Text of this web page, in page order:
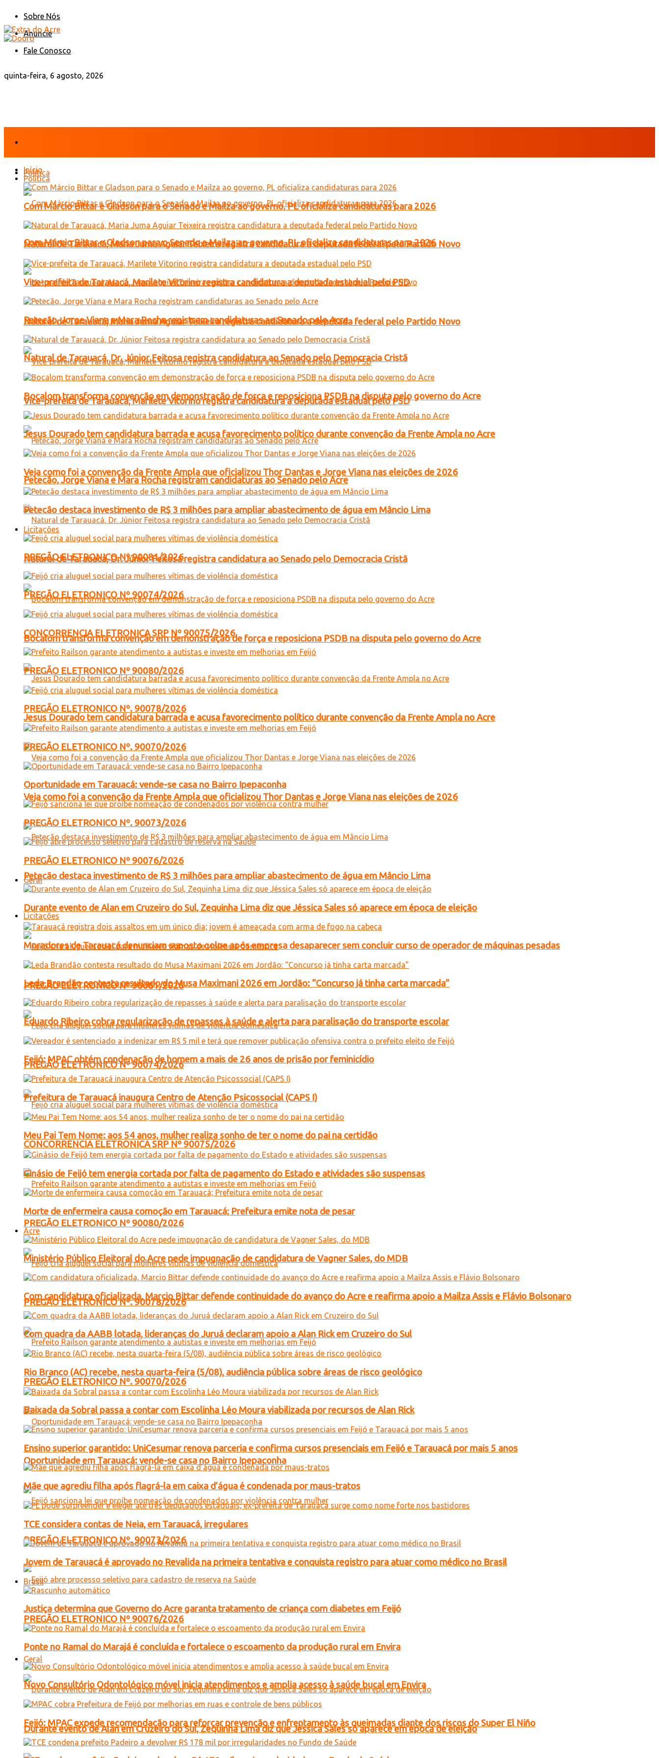
Sobre Nós
Anuncie
Fale Conosco
quinta-feira, 6 agosto, 2026
Política
Com Márcio Bittar e Gladson para o Senado e Mailza ao governo, PL oficializa candidaturas para 2026
Natural de Tarauacá, Maria Juma Aguiar Teixeira registra candidatura a deputada federal pelo Partido Novo
Vice-prefeita de Tarauacá, Marilete Vitorino registra candidatura a deputada estadual pelo PSD
Petecão, Jorge Viana e Mara Rocha registram candidaturas ao Senado pelo Acre
Natural de Tarauacá, Dr. Júnior Feitosa registra candidatura ao Senado pelo Democracia Cristã
Bocalom transforma convenção em demonstração de força e reposiciona PSDB na disputa pelo governo do Acre
Jesus Dourado tem candidatura barrada e acusa favorecimento político durante convenção da Frente Ampla no Acre
Veja como foi a convenção da Frente Ampla que oficializou Thor Dantas e Jorge Viana nas eleições de 2026
Petecão destaca investimento de R$ 3 milhões para ampliar abastecimento de água em Mâncio Lima
Licitações
PREGÃO ELETRONICO Nº 90081/2026
PREGÃO ELETRONICO Nº 90074/2026
CONCORRENCIA ELETRONICA SRP Nº 90075/2026
PREGÃO ELETRONICO Nº 90080/2026
PREGÃO ELETRONICO Nº. 90078/2026
PREGÃO ELETRONICO Nº. 90070/2026
Oportunidade em Tarauacá: vende-se casa no Bairro Ipepaconha
PREGÃO ELETRONICO Nº. 90073/2026
PREGÃO ELETRONICO Nº 90076/2026
Geral
Durante evento de Alan em Cruzeiro do Sul, Zequinha Lima diz que Jéssica Sales só aparece em época de eleição
Início
Política
Com Márcio Bittar e Gladson para o Senado e Mailza ao governo, PL oficializa candidaturas para 2026
Natural de Tarauacá, Maria Juma Aguiar Teixeira registra candidatura a deputada federal pelo Partido Novo
Vice-prefeita de Tarauacá, Marilete Vitorino registra candidatura a deputada estadual pelo PSD
Petecão, Jorge Viana e Mara Rocha registram candidaturas ao Senado pelo Acre
Natural de Tarauacá, Dr. Júnior Feitosa registra candidatura ao Senado pelo Democracia Cristã
Bocalom transforma convenção em demonstração de força e reposiciona PSDB na disputa pelo governo do Acre
Jesus Dourado tem candidatura barrada e acusa favorecimento político durante convenção da Frente Ampla no Acre
Veja como foi a convenção da Frente Ampla que oficializou Thor Dantas e Jorge Viana nas eleições de 2026
Petecão destaca investimento de R$ 3 milhões para ampliar abastecimento de água em Mâncio Lima
Licitações
PREGÃO ELETRONICO Nº 90081/2026
PREGÃO ELETRONICO Nº 90074/2026
CONCORRENCIA ELETRONICA SRP Nº 90075/2026
PREGÃO ELETRONICO Nº 90080/2026
PREGÃO ELETRONICO Nº. 90078/2026
PREGÃO ELETRONICO Nº. 90070/2026
Oportunidade em Tarauacá: vende-se casa no Bairro Ipepaconha
PREGÃO ELETRONICO Nº. 90073/2026
PREGÃO ELETRONICO Nº 90076/2026
Geral
Durante evento de Alan em Cruzeiro do Sul, Zequinha Lima diz que Jéssica Sales só aparece em época de eleição
Moradores de Tarauacá denunciam suposto golpe após empresa desaparecer sem concluir curso de operador de máquinas pesadas
Leda Brandão contesta resultado do Musa Maximani 2026 em Jordão: “Concurso já tinha carta marcada”
Eduardo Ribeiro cobra regularização de repasses à saúde e alerta para paralisação do transporte escolar
Feijó: MPAC obtém condenação de homem a mais de 26 anos de prisão por feminicídio
Prefeitura de Tarauacá inaugura Centro de Atenção Psicossocial (CAPS I)
Meu Pai Tem Nome: aos 54 anos, mulher realiza sonho de ter o nome do pai na certidão
Ginásio de Feijó tem energia cortada por falta de pagamento do Estado e atividades são suspensas
Morte de enfermeira causa comoção em Tarauacá; Prefeitura emite nota de pesar
Acre
Ministério Público Eleitoral do Acre pede impugnação de candidatura de Vagner Sales, do MDB
Com candidatura oficializada, Marcio Bittar defende continuidade do avanço do Acre e reafirma apoio a Mailza Assis e Flávio Bolsonaro
Com quadra da AABB lotada, lideranças do Juruá declaram apoio a Alan Rick em Cruzeiro do Sul
Rio Branco (AC) recebe, nesta quarta-feira (5/08), audiência pública sobre áreas de risco geológico
Baixada da Sobral passa a contar com Escolinha Léo Moura viabilizada por recursos de Alan Rick
Ensino superior garantido: UniCesumar renova parceria e confirma cursos presenciais em Feijó e Tarauacá por mais 5 anos
Mãe que agrediu filha após flagrá-la em caixa d’água é condenada por maus-tratos
TCE considera contas de Neia, em Tarauacá, irregulares
Jovem de Tarauacá é aprovado no Revalida na primeira tentativa e conquista registro para atuar como médico no Brasil
Brasil
Justiça determina que Governo do Acre garanta tratamento de criança com diabetes em Feijó
Ponte no Ramal do Marajá é concluída e fortalece o escoamento da produção rural em Envira
Novo Consultório Odontológico móvel inicia atendimentos e amplia acesso à saúde bucal em Envira
Feijó: MPAC expede recomendação para reforçar prevenção e enfrentamento às queimadas diante dos riscos do Super El Niño